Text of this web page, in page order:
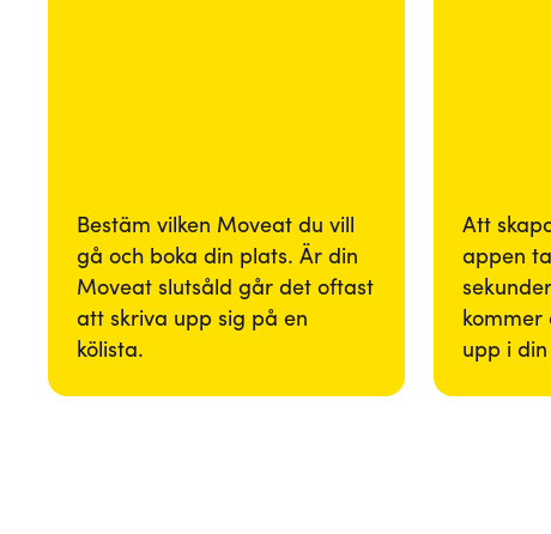
Bestäm vilken Moveat du vill
gå och boka din plats. Är din
Moveat slutsåld går det oftast
att skriva upp sig på en
kölista.
Att
appen
kommer
upp i